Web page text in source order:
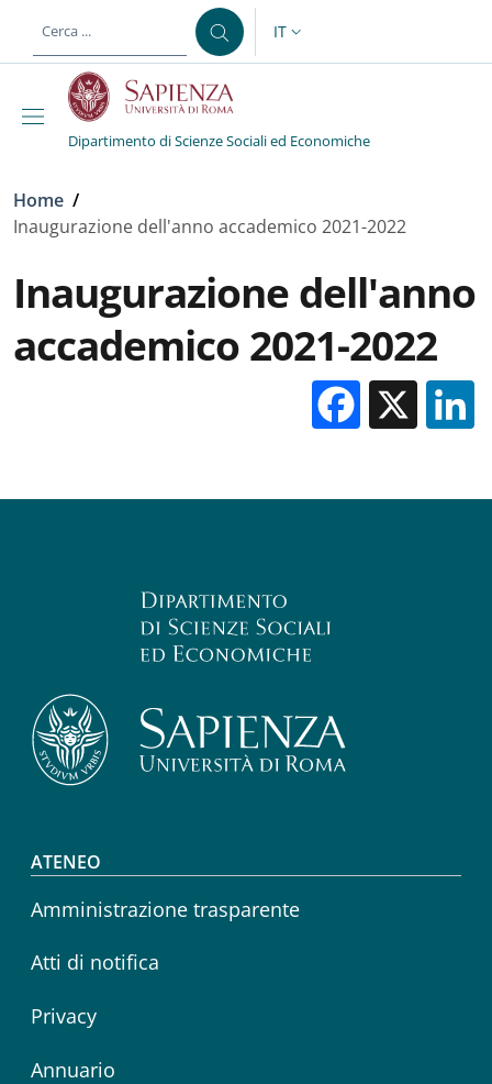
al contenuto principale
SELETTORE LINGUA:
IT
Dipartimento di Scienze Sociali ed Economiche
Briciole di pane
Home /
Inaugurazione dell'anno accademico 2021-2022
Inaugurazione dell'anno
accademico 2021-2022
X
Footer menu
ATENEO
Amministrazione trasparente
Atti di notifica
Privacy
Annuario